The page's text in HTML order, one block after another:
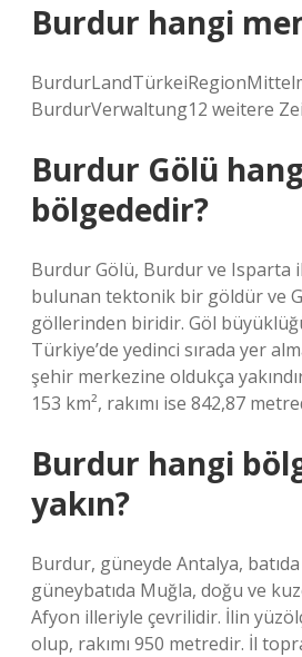
Burdur hangi
BurdurVerwaltung12 weitere
Burdur Gölü
bölgededir?
Burdur Gölü, Burdur ve Isparta
bulunan tektonik bir göldür ve
göllerinden biridir. Göl
Türkiye’de yedinci sırada yer
şehir merkezine oldukça
153 km², rakımı ise 842,87
Burdur hangi
yakın?
Burdur, güneyde Antalya,
güneybatıda Muğla, doğu ve
Afyon illeriyle çevrilidir. İlin
olup, rakımı 950 metredir. İl